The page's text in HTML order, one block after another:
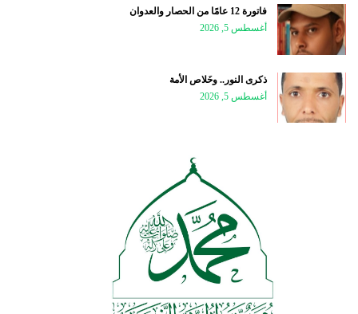
فاتورة 12 عامًا من الحصار والعدوان
أغسطس 5, 2026
ذكرى النور.. وخَلاص الأمة
أغسطس 5, 2026